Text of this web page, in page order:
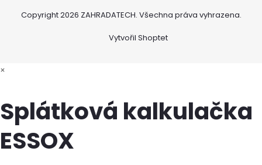
Vytvořil Shoptet
Copyright 2026 ZAHRADATECH. Všechna práva vyhrazena.
×
Splátková kalkulačka
ESSOX